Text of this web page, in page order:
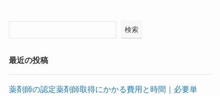
検索
最近の投稿
薬剤師の認定薬剤師取得にかかる費用と時間｜必要単